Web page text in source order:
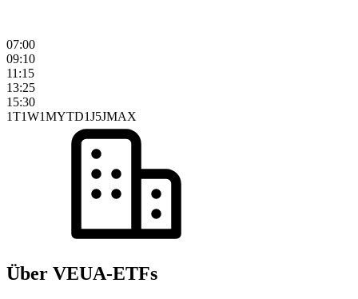
07:00
09:10
11:15
13:25
15:30
1T1W1MYTD1J5JMAX
Über VEUA-ETFs